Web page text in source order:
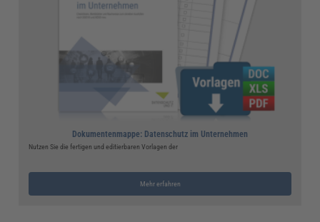
Dokumentenmappe: Datenschutz im Unternehmen
Nutzen Sie die fertigen und editierbaren Vorlagen der
Mehr erfahren